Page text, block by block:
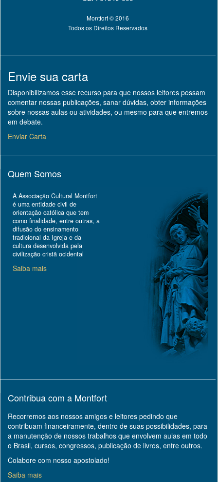
Montfort © 2016
Todos os Direitos Reservados
Envie sua carta
Disponibilizamos esse recurso para que nossos leitores possam
comentar nossas publicações, sanar dúvidas, obter informações
sobre nossas aulas ou atividades, ou mesmo para que entremos
em debate.
Enviar Carta
Quem Somos
A Associação Cultural Montfort
é uma entidade civil de
orientação católica que tem
como finalidade, entre outras, a
difusão do ensinamento
tradicional da Igreja e da
cultura desenvolvida pela
civilização cristã ocidental
Saiba mais
Contribua com a Montfort
Recorremos aos nossos amigos e leitores pedindo que
contribuam financeiramente, dentro de suas possibilidades, para
a manutenção de nossos trabalhos que envolvem aulas em todo
o Brasil, cursos, congressos, publicação de livros, entre outros.
Colabore com nosso apostolado!
Saiba mais